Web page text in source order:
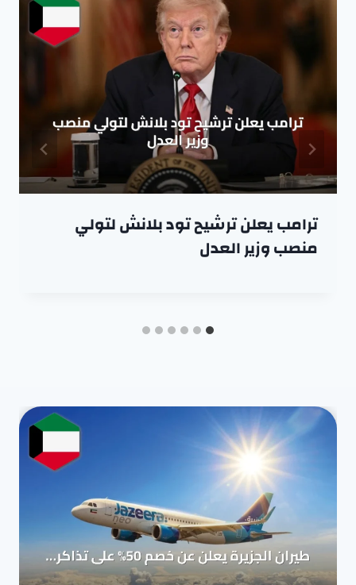
ترامب يعلن ترشيح تود بلانش لتولي
منصب وزير العدل